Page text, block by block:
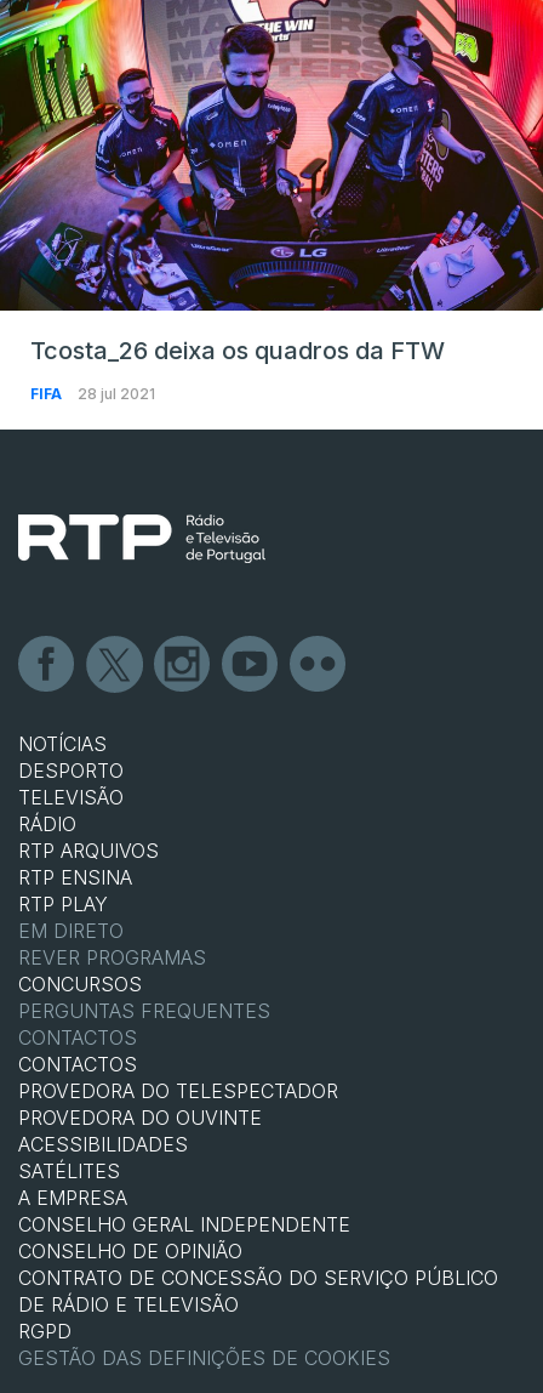
Tcosta_26 deixa os quadros da FTW
FIFA 28 jul 2021
NOTÍCIAS
DESPORTO
TELEVISÃO
RÁDIO
RTP ARQUIVOS
RTP ENSINA
RTP PLAY
EM DIRETO
REVER PROGRAMAS
CONCURSOS
PERGUNTAS FREQUENTES
CONTACTOS
CONTACTOS
PROVEDORA DO TELESPECTADOR
PROVEDORA DO OUVINTE
ACESSIBILIDADES
SATÉLITES
A EMPRESA
CONSELHO GERAL INDEPENDENTE
CONSELHO DE OPINIÃO
CONTRATO DE CONCESSÃO DO SERVIÇO PÚBLICO
DE RÁDIO E TELEVISÃO
RGPD
GESTÃO DAS DEFINIÇÕES DE COOKIES